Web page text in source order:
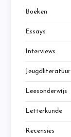
Boeken
Essays
Interviews
Jeugdliteratuur
Leesonderwijs
Letterkunde
Recensies